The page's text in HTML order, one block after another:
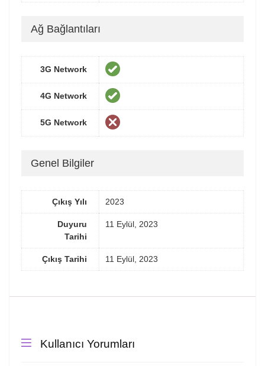
Ağ Bağlantıları
3G Network
4G Network
5G Network
Genel Bilgiler
Çıkış Yılı 2023
Duyuru
Tarihi
11 Eylül, 2023
Çıkış Tarihi 11 Eylül, 2023
Kullanıcı Yorumları